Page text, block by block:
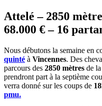
Attelé – 2850
68.000 € – 16
Nous débutons la semaine en
quinté à Vincennes. Des
parcours des 2850 mètres de
prendront part à la septième
verra donné sur les coups de
pmu.